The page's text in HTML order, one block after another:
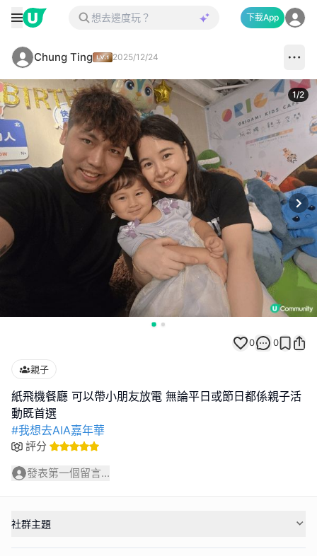
下載App
Chung Ting 2025/12/24
1/2
0 0
親子
紙飛機餐廳 可以帶小朋友放電 無論平日或節日都係親子活
#我想去AIA嘉年華
評分
發表第一個留言...
社群主題